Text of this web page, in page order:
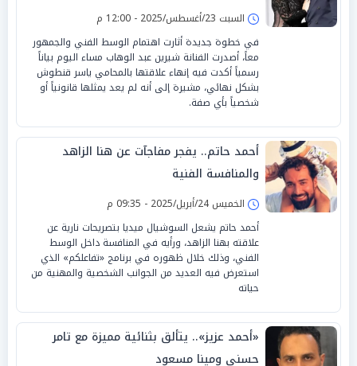
السبت 23/أغسطس/2025 - 12:00 م
في خطوة جديدة أثارت اهتمام الوسط الفني والجمهور
معاً، أصدرت الفنانة شيرين عبد الوهاب مساء اليوم بياناً
رسمياً أكدت فيه إنهاء علاقتها بالمحامي ياسر قنطوش
بشكل نهائي، مشيرة إلى أنه لم يعد يمثلها قانونياً أو
شخصياً بأي صفة.
أحمد حاتم.. يفجر مفاجآت عن هنا الزاهد
والمنافسة الفنية
الخميس 24/أبريل/2025 - 09:35 م
أحمد حاتم يشعل السوشيال ميديا بتصريحات نارية عن
علاقته بهنا الزاهد، ورأيه في المنافسة داخل الوسط
الفني، وذلك خلال ظهوره في برنامج «تفاعلكم» الذي
استعرض فيه العديد من الجوانب الشخصية والمهنية من
حياته
«أحمد عزيز».. يتألق بثنائية مميزة مع تامر
حسني ومينا مسعود